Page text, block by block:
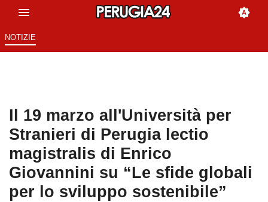
NOTIZIE
Il 19 marzo all'Università per
Stranieri di Perugia lectio
magistralis di Enrico
Giovannini su “Le sfide globali
per lo sviluppo sostenibile”